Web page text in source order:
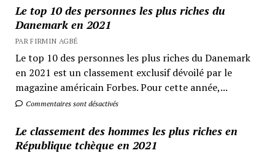
Le top 10 des personnes les plus riches du
Danemark en 2021
PAR FIRMIN AGBÉ
Le top 10 des personnes les plus riches du Danemark
en 2021 est un classement exclusif dévoilé par le
magazine américain Forbes. Pour cette année,...
Commentaires sont désactivés
Le classement des hommes les plus riches en
République tchèque en 2021